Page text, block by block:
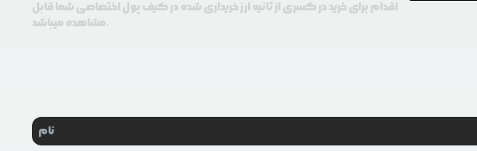
اقدام برای خرید در کسری از ثانیه ارز خریداری شده در کیف پول اختصاصی شما قابل
مشاهده میباشد.